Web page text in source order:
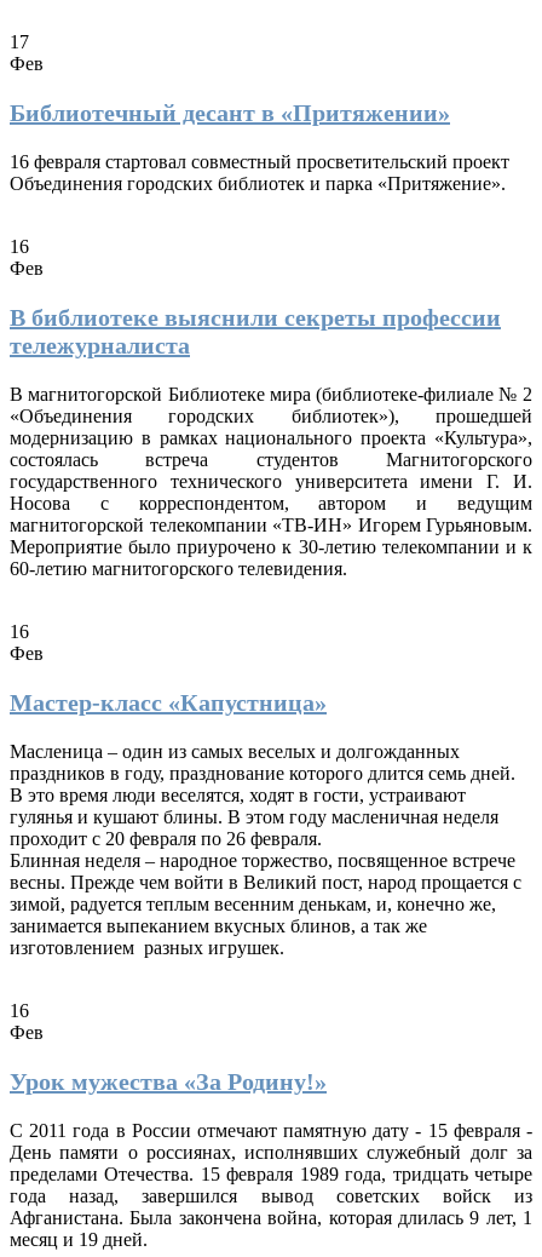
17
Фев
Библиотечный десант в «Притяжении»
16 февраля стартовал совместный просветительский проект
Объединения городских библиотек и парка «Притяжение».
16
Фев
В библиотеке выяснили секреты профессии
тележурналиста
В магнитогорской Библиотеке мира (библиотеке-филиале № 2
«Объединения городских библиотек»), прошедшей
модернизацию в рамках национального проекта «Культура»,
состоялась встреча студентов Магнитогорского
государственного технического университета имени Г. И.
Носова с корреспондентом, автором и ведущим
магнитогорской телекомпании «ТВ-ИН» Игорем Гурьяновым.
Мероприятие было приурочено к 30-летию телекомпании и к
60-летию магнитогорского телевидения.
16
Фев
Мастер-класс «Капустница»
Масленица – один из самых веселых и долгожданных
праздников в году, празднование которого длится семь дней.
В это время люди веселятся, ходят в гости, устраивают
гулянья и кушают блины. В этом году масленичная неделя
проходит с 20 февраля по 26 февраля.
Блинная неделя – народное торжество, посвященное встрече
весны. Прежде чем войти в Великий пост, народ прощается с
зимой, радуется теплым весенним денькам, и, конечно же,
занимается выпеканием вкусных блинов, а так же
изготовлением разных игрушек.
16
Фев
Урок мужества «За Родину!»
С 2011 года в России отмечают памятную дату - 15 февраля -
День памяти о россиянах, исполнявших служебный долг за
пределами Отечества. 15 февраля 1989 года, тридцать четыре
года назад, завершился вывод советских войск из
Афганистана. Была закончена война, которая длилась 9 лет, 1
месяц и 19 дней.